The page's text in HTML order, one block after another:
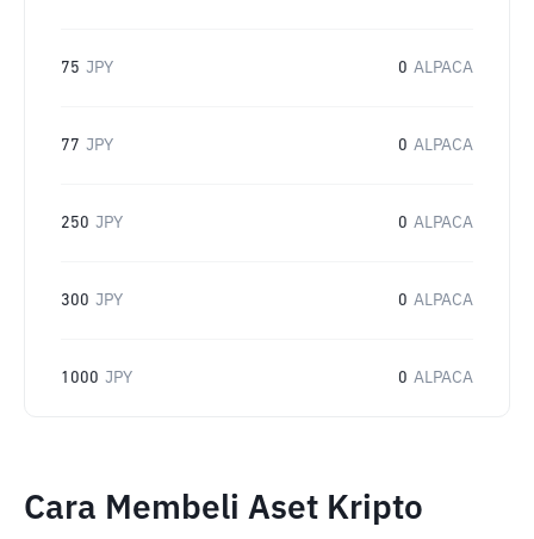
75 JPY 0 ALPACA
77 JPY 0 ALPACA
250 JPY 0 ALPACA
300 JPY 0 ALPACA
1000 JPY 0 ALPACA
Cara Membeli Aset Kripto